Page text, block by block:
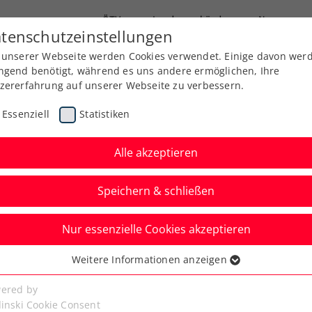
ÖTV Landesverbände News
Ausbildung Services Über uns
Aktuelle News
Webseite werden Cookies verwendet. Einige davon
benötigt, während es uns andere ermöglichen, Ihre
auf unserer Webseite zu verbessern.
Essenziell Statistiken
Alle akzeptieren
Speichern & schließen
Nur essenzielle Cookies akzeptieren
Cookies werden für grundlegende Funktionen der
benötigt. Dadurch ist gewährleistet, dass die Webseite
Weitere Informationen anzeigen
by
Cookie Consent